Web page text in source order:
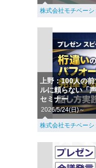
株式会社モチベー
上野：100人の
ルに頼らない「
セミナー
2026/5/24(日)～
株式会社モチベー